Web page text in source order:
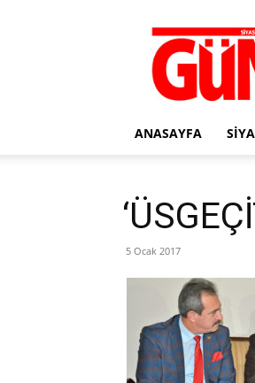
ANASAYFA
5 Ocak 2017